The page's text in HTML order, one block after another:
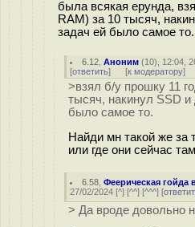
была всякая ерунда,
RAM) за 10 тысяч,
задач ей было самое то.
6.12 ,Аноним (10), 12:04,
[ответить] [к модератору]
>взял б/у прошку 11
тысяч, накинул SSD
было самое то.
Найди мн такой же за
или где они сейчас
6.58 ,Феерическая гойда
27/02/2024 [^] [^^] [^^^] [
> Да вроде довольно